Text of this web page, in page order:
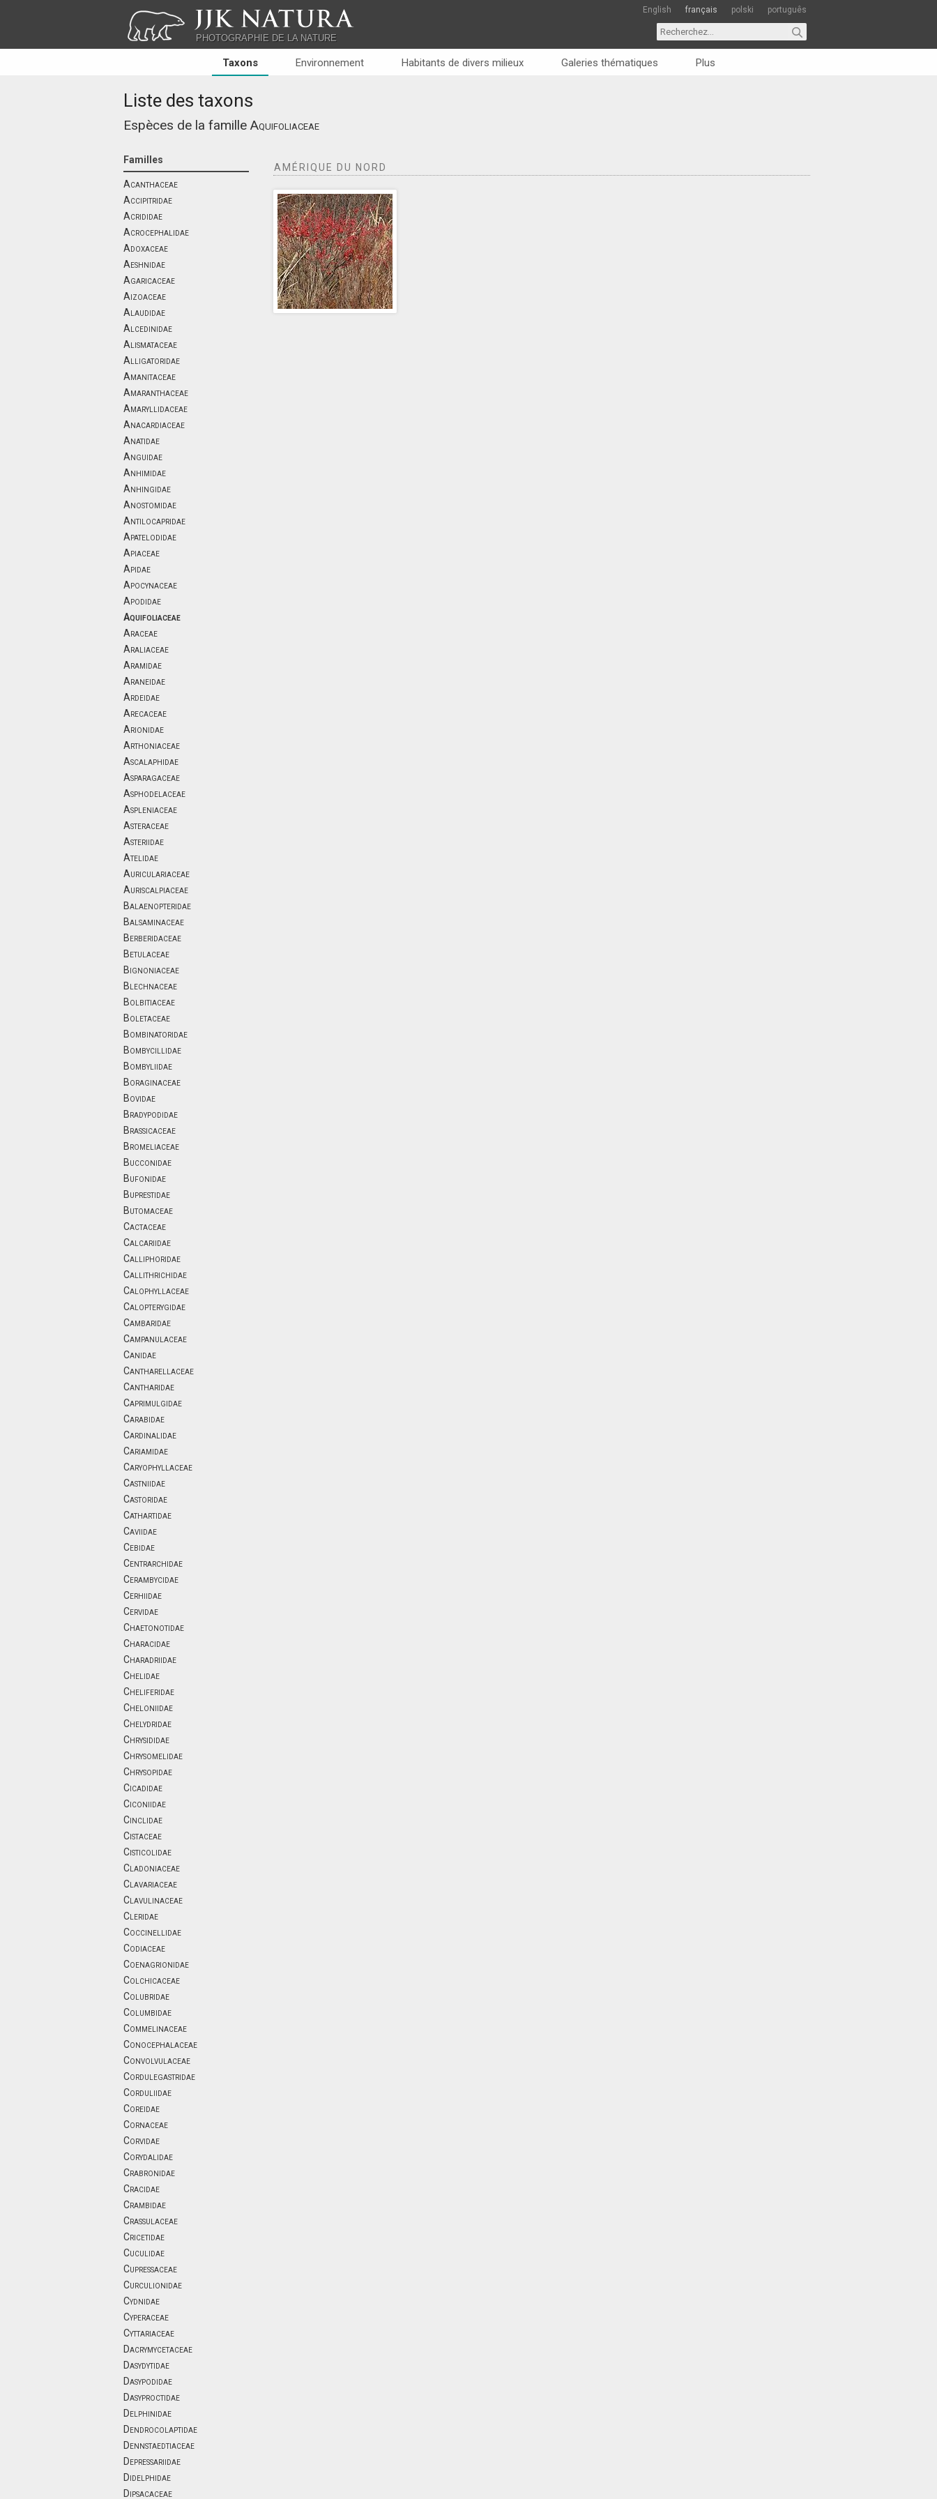
JJK NATURA
PHOTOGRAPHIE DE LA NATURE
English français polski português
Taxons Environnement Habitants de divers milieux Galeries thématiques Plus
Liste des taxons
Espèces de la famille Aquifoliaceae
Familles
Acanthaceae
Accipitridae
Acrididae
Acrocephalidae
Adoxaceae
Aeshnidae
Agaricaceae
Aizoaceae
Alaudidae
Alcedinidae
Alismataceae
Alligatoridae
Amanitaceae
Amaranthaceae
Amaryllidaceae
Anacardiaceae
Anatidae
Anguidae
Anhimidae
Anhingidae
Anostomidae
Antilocapridae
Apatelodidae
Apiaceae
Apidae
Apocynaceae
Apodidae
Aquifoliaceae
Araceae
Araliaceae
Aramidae
Araneidae
Ardeidae
Arecaceae
Arionidae
Arthoniaceae
Ascalaphidae
Asparagaceae
Asphodelaceae
Aspleniaceae
Asteraceae
Asteriidae
Atelidae
Auriculariaceae
Auriscalpiaceae
Balaenopteridae
Balsaminaceae
Berberidaceae
Betulaceae
Bignoniaceae
Blechnaceae
Bolbitiaceae
Boletaceae
Bombinatoridae
Bombycillidae
Bombyliidae
Boraginaceae
Bovidae
Bradypodidae
Brassicaceae
Bromeliaceae
Bucconidae
Bufonidae
Buprestidae
Butomaceae
Cactaceae
Calcariidae
Calliphoridae
Callithrichidae
Calophyllaceae
Calopterygidae
Cambaridae
Campanulaceae
Canidae
Cantharellaceae
Cantharidae
Caprimulgidae
Carabidae
Cardinalidae
Cariamidae
Caryophyllaceae
Castniidae
Castoridae
Cathartidae
Caviidae
Cebidae
Centrarchidae
Cerambycidae
Cerhiidae
Cervidae
Chaetonotidae
Characidae
Charadriidae
Chelidae
Cheliferidae
Cheloniidae
Chelydridae
Chrysididae
Chrysomelidae
Chrysopidae
Cicadidae
Ciconiidae
Cinclidae
Cistaceae
Cisticolidae
Cladoniaceae
Clavariaceae
Clavulinaceae
Cleridae
Coccinellidae
Codiaceae
Coenagrionidae
Colchicaceae
Colubridae
Columbidae
Commelinaceae
Conocephalaceae
Convolvulaceae
Cordulegastridae
Corduliidae
Coreidae
Cornaceae
Corvidae
Corydalidae
Crabronidae
Cracidae
Crambidae
Crassulaceae
Cricetidae
Cuculidae
Cupressaceae
Curculionidae
Cydnidae
Cyperaceae
Cyttariaceae
Dacrymycetaceae
Dasydytidae
Dasypodidae
Dasyproctidae
Delphinidae
Dendrocolaptidae
Dennstaedtiaceae
Depressariidae
Didelphidae
Dipsacaceae
AMÉRIQUE DU NORD